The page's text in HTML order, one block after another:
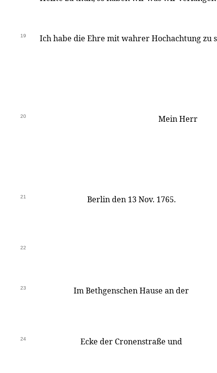
19 Ich habe die Ehre mit wahrer Hochachtung zu
20 Mein Herr
21 Berlin den 13 Nov. 1765.
22
23 Im Bethgenschen Hause an der
24 Ecke der Cronenstraße und